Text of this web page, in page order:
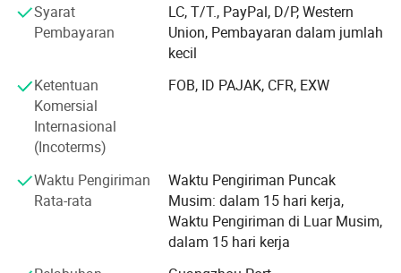
daya nirkabel; Kasus telepon, dll. Selamat datang di
pelanggan dengan OEM/ODM bersama kami; Terima
Selamat datang di pabrik kami dan berikan panduan
tentang pekerjaan kami. Klien kerja sama jangka panjang
kami mencakup Amerika Utara, Eropa, Afrika, Asia Timur,
Amerika Selatan, Dll. Kami menawarkan harga diskon dan
kualitas jaminan untuk barang yang disediakan;
dan memiliki beragam sertifikat sertifikasi produk
Terima kasih atas dukungan dan kepercayaan Anda; dan
pilih kami; Kami akan memberikan yang terbaik
Syarat
Pembayaran
LC, T/T., PayPal, D/P, Western
Union, Pembayaran dalam jumlah
kecil
Ketentuan
Komersial
Internasional
(Incoterms)
FOB, ID PAJAK, CFR, EXW
Waktu Pengiriman
Rata-rata
Waktu Pengiriman Puncak
Musim: dalam 15 hari kerja,
Waktu Pengiriman di Luar Musim,
dalam 15 hari kerja